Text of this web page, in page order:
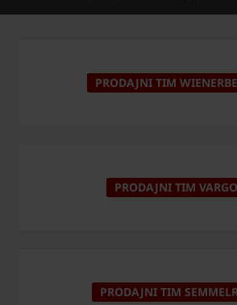
PRODAJNI TIM
PRODAJNI TIM
PRODAJNI TIM